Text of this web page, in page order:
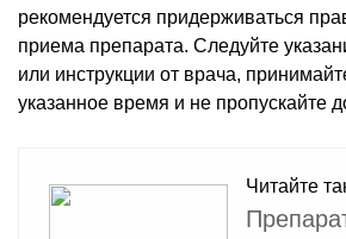
рекомендуется придерживаться
приема препарата. Следуйте
или инструкции от врача,
указанное время и не пропускайте
Читайте